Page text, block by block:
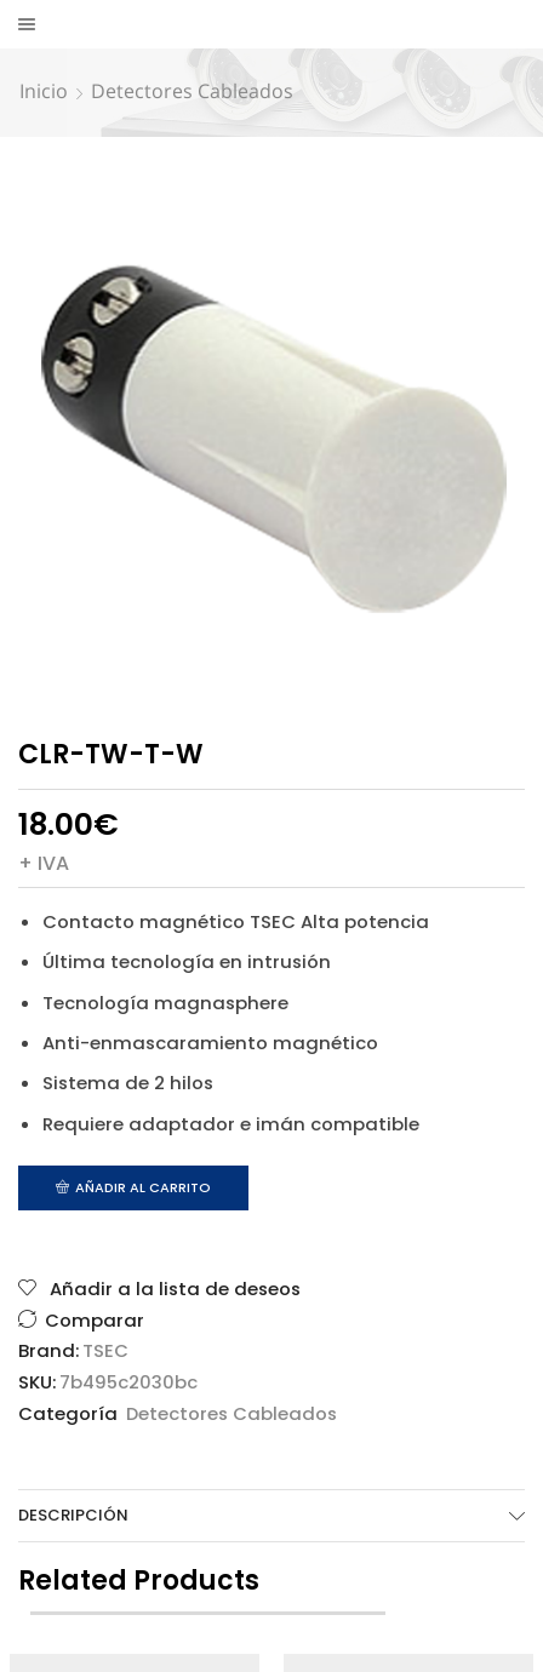
Inicio Detectores Cableados
CLR-TW-T-W
18.00€
+ IVA
Contacto magnético TSEC Alta potencia
Última tecnología en intrusión
Tecnología magnasphere
Anti-enmascaramiento magnético
Sistema de 2 hilos
Requiere adaptador e imán compatible
AÑADIR AL CARRITO
Añadir a la lista de deseos
Comparar
Brand:TSEC
SKU:7b495c2030bc
Categoría Detectores Cableados
DESCRIPCIÓN
Related Products